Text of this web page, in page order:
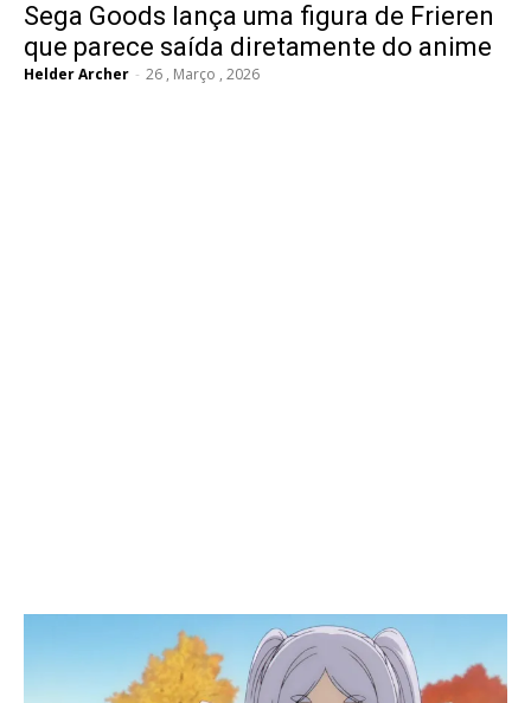
Sega Goods lança uma figura de Frieren
que parece saída diretamente do anime
Helder Archer - 26 , Março , 2026